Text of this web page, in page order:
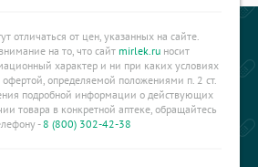
отличаться от цен, указанных на сайте.
на то, что сайт mirlek.ru носит
характер и ни при каких условиях
офертой, определяемой положениями п. 2 ст.
подробной информации о действующих
товара в конкретной аптеке, обращайтесь
-8 (800) 302-42-38